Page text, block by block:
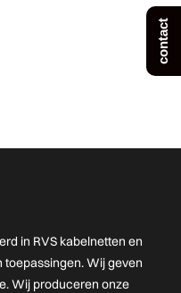
in RVS kabelnetten en
Wij geven
Wij produceren onze
contact